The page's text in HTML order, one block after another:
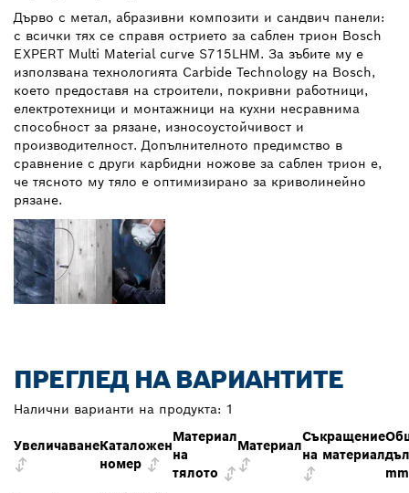
Дърво с метал, абразивни композити и сандвич панели:
с всички тях се справя острието за саблен трион Bosch
EXPERT Multi Material curve S715LHM. За зъбите му е
използвана технологията Carbide Technology на Bosch,
което предоставя на строители, покривни работници,
електротехници и монтажници на кухни несравнима
способност за рязане, износоустойчивост и
производителност. Допълнителното предимство в
сравнение с други карбидни ножове за саблен трион е,
че тясното му тяло е оптимизирано за криволинейно
рязане.
ПРЕГЛЕД НА ВАРИАНТИТЕ
Налични варианти на продукта: 1
УвеличаванеКаталожен
номер
Материал
на
тялото
Материал
Съкращение
на материал
mm